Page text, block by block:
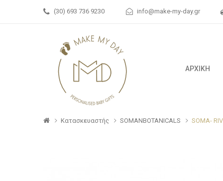
(30) 693 736 9230 info@make-my-day.gr
ΑΡΧΙΚΗ
Κατασκευαστής SOMANBOTANICALS SOMA-